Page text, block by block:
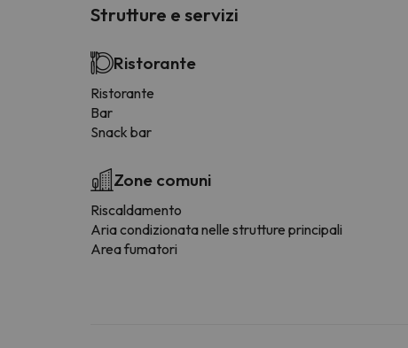
Strutture e servizi
Ristorante
Ristorante
Bar
Snack bar
Zone comuni
Riscaldamento
Aria condizionata nelle strutture principali
Area fumatori